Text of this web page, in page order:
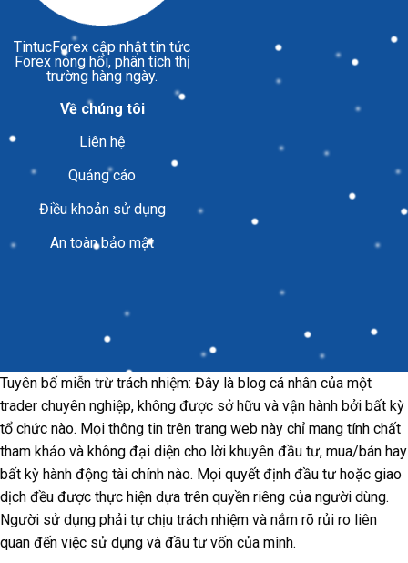
TintucForex cập nhật tin tức
Forex nóng hổi, phân tích thị
trường hàng ngày.
Về chúng tôi
Liên hệ
Quảng cáo
Điều khoản sử dụng
An toàn bảo mật
Tuyên bố miễn trừ trách nhiệm: Đây là blog cá nhân của một
trader chuyên nghiệp, không được sở hữu và vận hành bởi bất kỳ
tổ chức nào. Mọi thông tin trên trang web này chỉ mang tính chất
tham khảo và không đại diện cho lời khuyên đầu tư, mua/bán hay
bất kỳ hành động tài chính nào. Mọi quyết định đầu tư hoặc giao
dịch đều được thực hiện dựa trên quyền riêng của người dùng.
Người sử dụng phải tự chịu trách nhiệm và nắm rõ rủi ro liên
quan đến việc sử dụng và đầu tư vốn của mình.